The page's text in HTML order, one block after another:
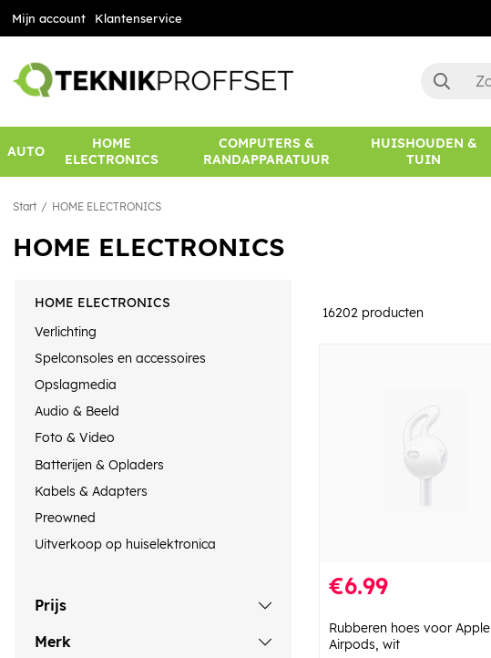
Mijn account Klantenservice
AUTO
HOME
ELECTRONICS
COMPUTERS &
RANDAPPARATUUR
HUISHOUDEN &
TUIN
Start HOME ELECTRONICS
HOME ELECTRONICS
HOME ELECTRONICS
Verlichting
Spelconsoles en accessoires
Opslagmedia
Audio & Beeld
Foto & Video
Batterijen & Opladers
Kabels & Adapters
Preowned
Uitverkoop op huiselektronica
Prijs
Merk
16202 producten
€6.99
Rubberen hoes voor Apple
Airpods, wit